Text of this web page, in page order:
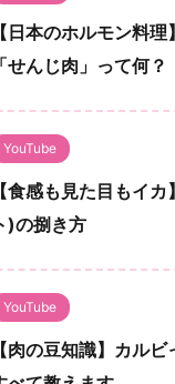
【日本のホルモン料
「せんじ肉」って何？
YouTube
【食感も見た目もイ
)の捌き方
YouTube
【肉の豆知識】カル